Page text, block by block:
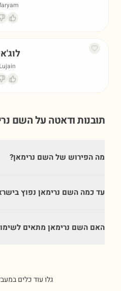
Lujain
תובנות ודאטה על השם
מה הפירוש של השם נרימאן?
עד כמה השם נרימאן נפוץ
האם השם נרימאן מתאים
גלו עוד כלים